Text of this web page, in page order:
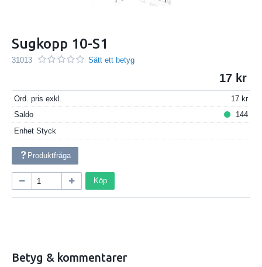
Sugkopp 10-S1
31013 Sätt ett betyg
17
Ord. pris exkl.
17
Saldo
144
Enhet Styck
Produktfråga
Köp
Betyg & kommentarer